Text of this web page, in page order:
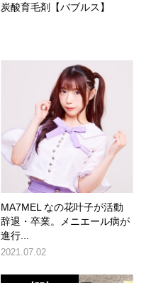
炭酸育毛剤【バブルス】
MA7MEL なの花叶子が活動
辞退・卒業。メニエール病が
進行...
2021.07.02